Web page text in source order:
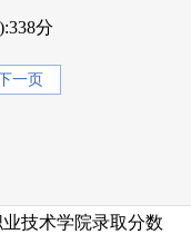
分
一页
技术学院录取分数